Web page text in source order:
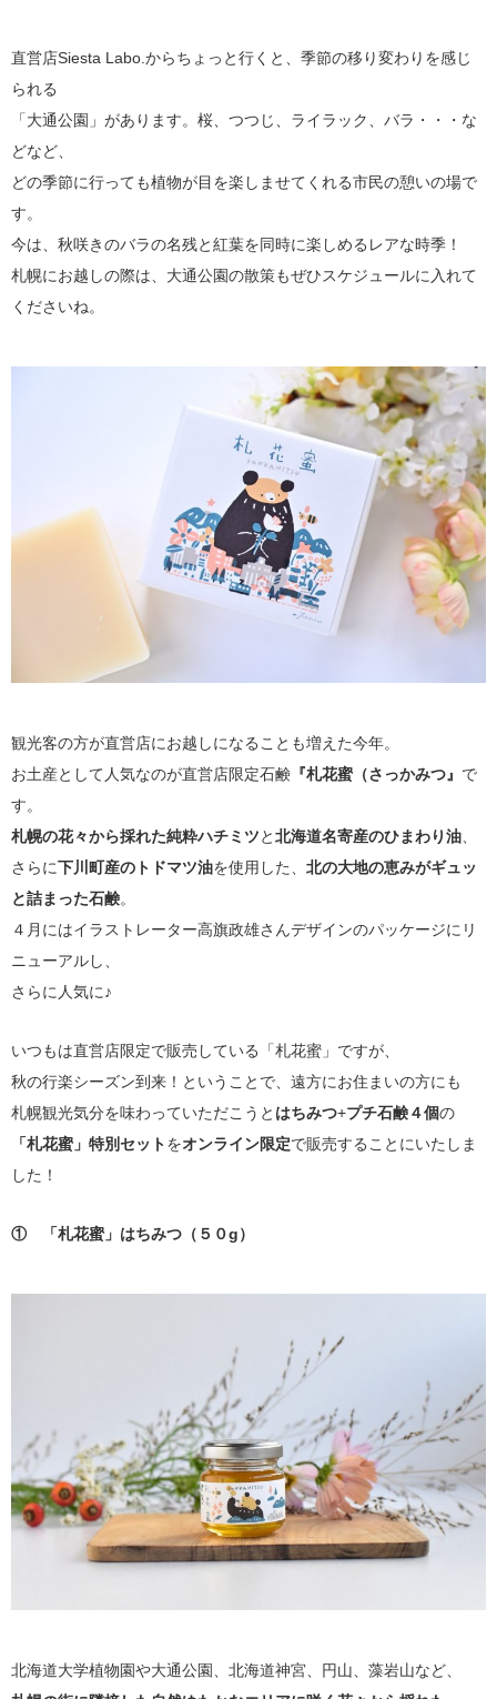
直営店Siesta Labo.からちょっと行くと、季節の移り変わりを感じ
られる
「大通公園」があります。桜、つつじ、ライラック、バラ・・・な
どなど、
どの季節に行っても植物が目を楽しませてくれる市民の憩いの場で
す。
今は、秋咲きのバラの名残と紅葉を同時に楽しめるレアな時季！
札幌にお越しの際は、大通公園の散策もぜひスケジュールに入れて
くださいね。
観光客の方が直営店にお越しになることも増えた今年。
お土産として人気なのが直営店限定石鹸 『札花蜜（さっかみつ』 で
す。
札幌の花々から採れた純粋ハチミツと北海道名寄産のひまわり油
さらに下川町産のトドマツ油を使用した、 北の大地の恵みがギュッ
と詰まった石鹸。
４月にはイラストレーター高旗政雄さんデザインのパッケージにリ
ニューアルし、
さらに人気に♪
いつもは直営店限定で販売している「札花蜜」ですが、
秋の行楽シーズン到来！ということで、遠方にお住まいの方にも
札幌観光気分を味わっていただこうと はちみつ+プチ石鹸４個の
「札花蜜」特別セットをオンライン限定で販売することにいたしま
した！
① 「札花蜜」はちみつ（５０g）
北海道大学植物園や大通公園、北海道神宮、円山、藻岩山など、